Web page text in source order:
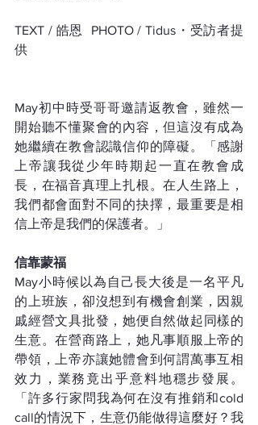
TEXT / 皓恩  PHOTO / Tidus・受訪者提
供
May初中時受哥哥邀請返教會，雖然一
開始聽不懂聚會的內容，但這沒有成為
她繼續在教會認識信仰的障礙。「感謝
上帝讓我從少年時期起一直在教會成
長，在福音真理上扎根。在人生路上，
我們都會面對不同的抉擇，最重要是相
信上帝是我們的保護者。」
信靠蒙福
May小時候以為自己長大後是一名平凡
的上班族，卻沒想到有機會創業，因親
戚經營文具批發，她便自然做起同樣的
生意。在營商路上，她凡事順服上帝的
帶領，上帝亦讓她體會到何謂萬事互相
效力，業務竟出乎意料地穩步發展。
「許多行家問我為何在沒有推銷和cold
call的情況下，生意仍能做得這麼好？我